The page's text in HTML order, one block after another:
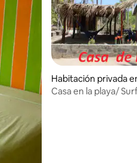
Habitación privada
de la Cruz
Casa en la playa/